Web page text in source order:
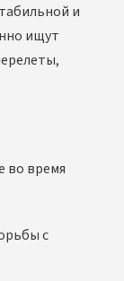
и
ищут
во время
с